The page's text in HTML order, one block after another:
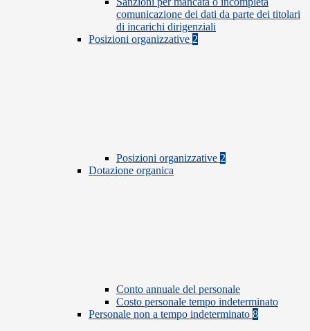
comunicazione dei dati da parte dei titolari
di incarichi dirigenziali
Posizioni organizzative 2
Posizioni organizzative 2
Dotazione organica
Conto annuale del personale
Costo personale tempo indeterminato
Personale non a tempo indeterminato 8